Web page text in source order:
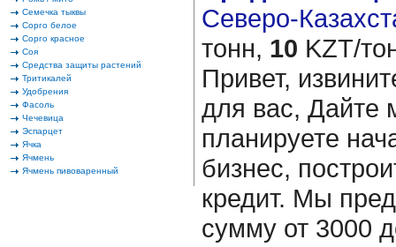
Семечка тыквы
Сорго белое
Сорго красное
Соя
Средства защиты растений
Тритикалей
Удобрения
Фасоль
Чечевица
Эспарцет
Ячка
Ячмень
Ячмень пивоваренный
Северо-
тонн, 10 KZT/
Привет,
для вас, Дайте
планируете
бизнес,
кредит. Мы
сумму от 3000